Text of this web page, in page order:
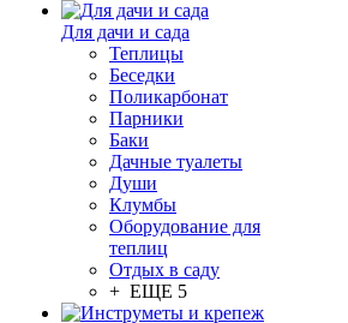
Для дачи и сада
Теплицы
Беседки
Поликарбонат
Парники
Баки
Дачные туалеты
Души
Клумбы
Оборудование для
теплиц
Отдых в саду
+ ЕЩЕ 5